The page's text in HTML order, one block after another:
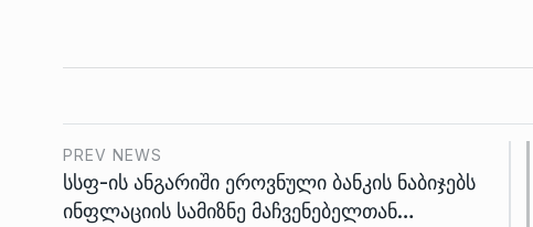
PREV NEWS
სსფ-ის ანგარიში ეროვნული ბანკის ნაბიჯებს
ინფლაციის სამიზნე მაჩვენებელთან…